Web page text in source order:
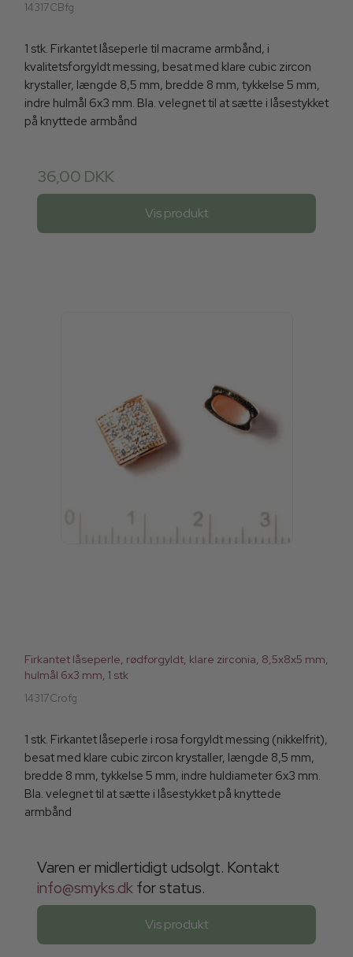
14317CBfg
1 stk. Firkantet låseperle til macrame armbånd, i
kvalitetsforgyldt messing, besat med klare cubic zircon
krystaller, længde 8,5 mm, bredde 8 mm, tykkelse 5 mm,
indre hulmål 6x3 mm. Bla. velegnet til at sætte i låsestykket
på knyttede armbånd
36,00 DKK
Vis produkt
Firkantet låseperle, rødforgyldt, klare zirconia, 8,5x8x5 mm,
hulmål 6x3 mm, 1 stk
14317Crofg
1 stk. Firkantet låseperle i rosa forgyldt messing (nikkelfrit),
besat med klare cubic zircon krystaller, længde 8,5 mm,
bredde 8 mm, tykkelse 5 mm, indre huldiameter 6x3 mm.
Bla. velegnet til at sætte i låsestykket på knyttede
armbånd
Varen er midlertidigt udsolgt. Kontakt
info@smyks.dk for status.
Vis produkt